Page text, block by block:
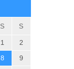
S S
1
2
8
9